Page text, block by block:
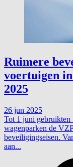
Ruimere
voertuigen
2025
26 jun 2025
Tot 1 juni gebruikten
wagenparken de
beveiligingseisen.
aan...